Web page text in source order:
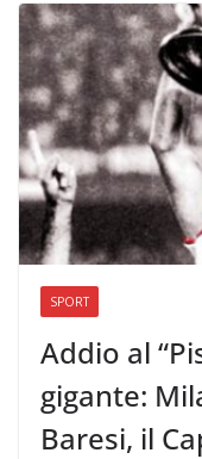
SPORT
Addio al
gigante:
Baresi, il